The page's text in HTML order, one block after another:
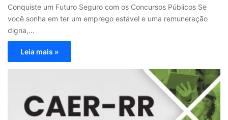
Conquiste um Futuro Seguro com os Concursos Públicos Se
você sonha em ter um emprego estável e uma remuneração
digna,…
Leia mais »